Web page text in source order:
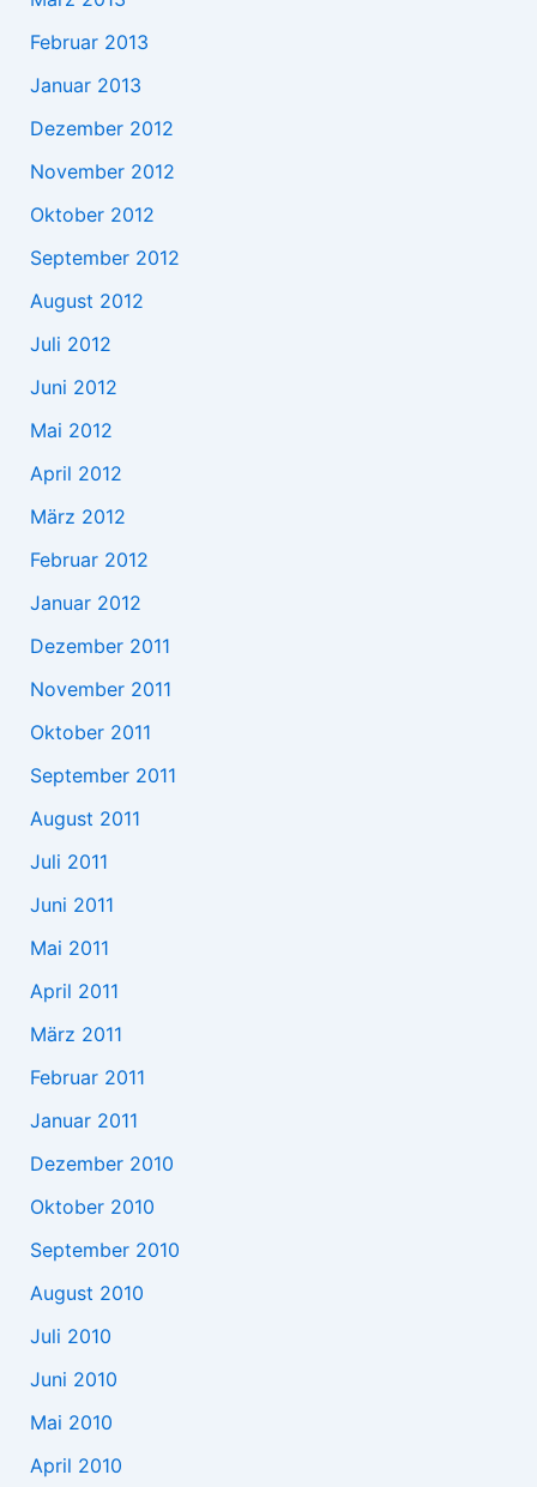
Februar 2013
Januar 2013
Dezember 2012
November 2012
Oktober 2012
September 2012
August 2012
Juli 2012
Juni 2012
Mai 2012
April 2012
März 2012
Februar 2012
Januar 2012
Dezember 2011
November 2011
Oktober 2011
September 2011
August 2011
Juli 2011
Juni 2011
Mai 2011
April 2011
März 2011
Februar 2011
Januar 2011
Dezember 2010
Oktober 2010
September 2010
August 2010
Juli 2010
Juni 2010
Mai 2010
April 2010